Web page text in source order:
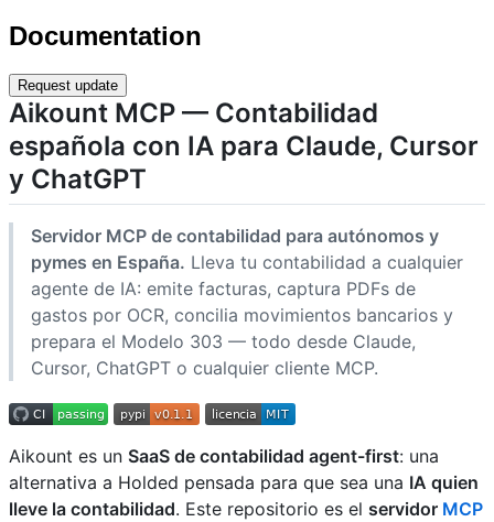
Documentation
Request update
Aikount MCP — Contabilidad
española con IA para Claude, Cursor
y ChatGPT
Servidor MCP de contabilidad para autónomos y
pymes en España. Lleva tu contabilidad a cualquier
agente de IA: emite facturas, captura PDFs de
gastos por OCR, concilia movimientos bancarios y
prepara el Modelo 303 — todo desde Claude,
Cursor, ChatGPT o cualquier cliente MCP.
Aikount es un SaaS de contabilidad agent-first: una
alternativa a Holded pensada para que sea una IA quien
lleve la contabilidad. Este repositorio es el servidor MCP